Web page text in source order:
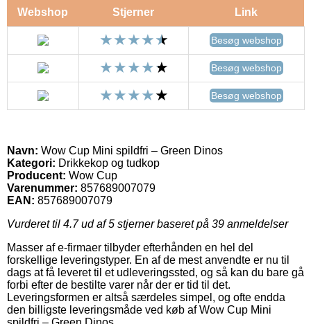
Webshop Stjerner Link
Besøg webshop
Besøg webshop
Besøg webshop
Navn: Wow Cup Mini spildfri – Green Dinos
Kategori: Drikkekop og tudkop
Producent: Wow Cup
Varenummer: 857689007079
EAN: 857689007079
Vurderet til 4.7ud af 5 stjerner baseret på 39 anmeldelser
Masser af e-firmaer tilbyder efterhånden en hel del
forskellige leveringstyper. En af de mest anvendte er nu til
dags at få leveret til et udleveringssted, og så kan du bare gå
forbi efter de bestilte varer når der er tid til det.
Leveringsformen er altså særdeles simpel, og ofte endda
den billigste leveringsmåde ved køb af Wow Cup Mini